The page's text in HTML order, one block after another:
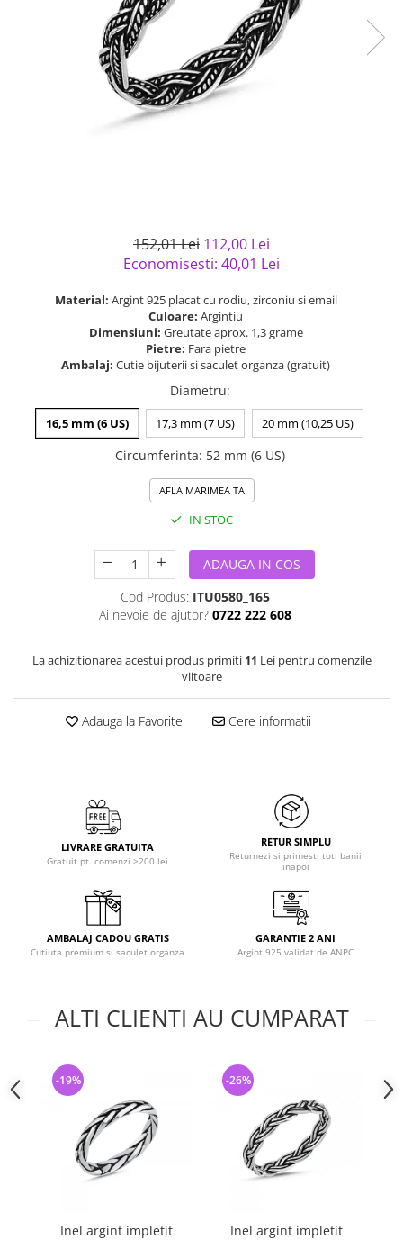
Bijuterii argint placat cu aur
Bijuterii argint cu diverse
Bijuterii argint cu murano
Bijuterii de Lux
Bijuterii gotice si rock
Bijuterii Handmade
Solutii si lavete de curatare
152,01 Lei 112,00 Lei
Economisesti: 40,01 Lei
Material: Argint 925 placat cu rodiu, zirconiu si email
Culoare: Argintiu
Dimensiuni: Greutate aprox. 1,3 grame
Pietre: Fara pietre
Ambalaj: Cutie bijuterii si saculet organza (gratuit)
Diametru:
16,5 mm (6 US) 17,3 mm (7 US) 20 mm (10,25 US)
Circumferinta: 52 mm (6 US)
AFLA MARIMEA TA
IN STOC
ADAUGA IN COS
Cod Produs: ITU0580_165
Ai nevoie de ajutor? 0722 222 608
La achizitionarea acestui produs primiti 11 Lei pentru comenzile
viitoare
Adauga la Favorite Cere informatii
LIVRARE GRATUITA
Gratuit pt. comenzi >200 lei
RETUR SIMPLU
Returnezi si primesti toti banii
inapoi
AMBALAJ CADOU GRATIS
Cutiuta premium si saculet organza
GARANTIE 2 ANI
Argint 925 validat de ANPC
ALTI CLIENTI AU CUMPARAT
Inel argint impletit
-19%
Inel argint impletit
-26%